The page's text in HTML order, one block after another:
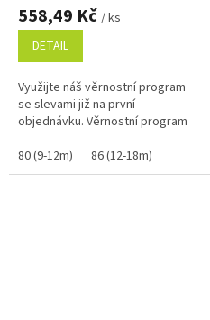
558,49 Kč / ks
DETAIL
Využijte náš věrnostní program
se slevami již na první
objednávku. Věrnostní program
80 (9-12m)
86 (12-18m)